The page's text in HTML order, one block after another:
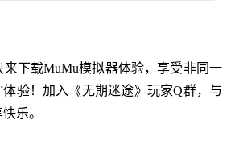
来下载MuMu模拟器体验，享受非同一
验！加入《无期迷途》玩家Q群，与
乐。